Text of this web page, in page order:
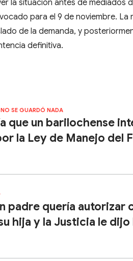
la situación antes de mediados
para el 9 de noviembre. La
de la demanda, y
definitiva.
SE GUARDÓ NADA
que un barilochense
la Ley de Manejo del
padre quería autorizar
hija y la Justicia le dijo